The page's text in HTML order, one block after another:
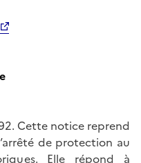
Cette notice reprend
de protection au
Elle répond à